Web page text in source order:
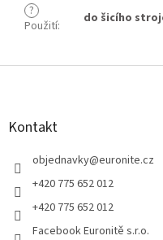
?
Použití: do šicího
Z
Kontakt
objednavky@euronite.cz
+420 775 652 012
+420 775 652 012
Facebook Euronitě s.r.o.